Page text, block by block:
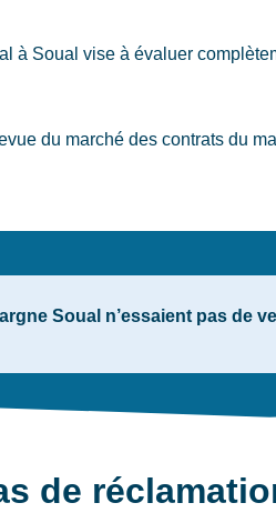
à Soual vise à évaluer
du marché des contrats du
Soual n’essaient pas de
de